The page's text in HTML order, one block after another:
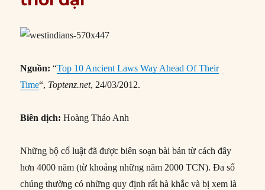
Nguồn: “Top 10 Ancient Laws Way Ahead Of Their
Time“, Toptenz.net, 24/03/2012.
Biên dịch: Hoàng Thảo Anh
Những bộ cổ luật đã được biên soạn bài bản từ cách đây
hơn 4000 năm (từ khoảng những năm 2000 TCN). Đa số
chúng thường có những quy định rất hà khắc và bị xem là